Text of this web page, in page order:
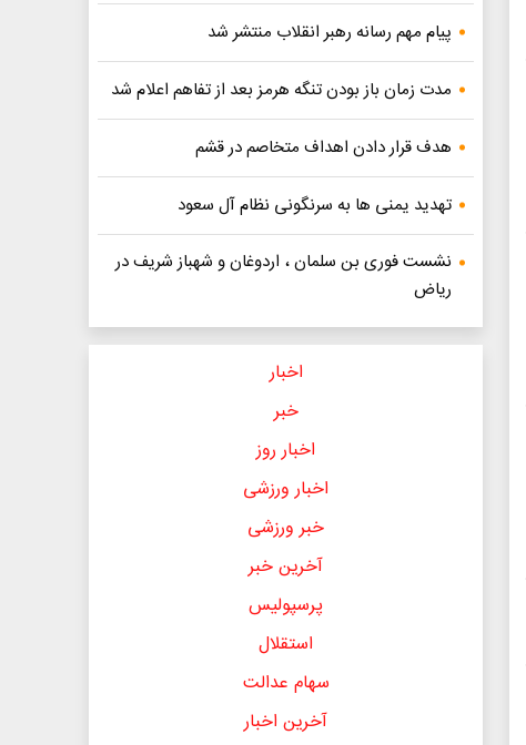
پیام مهم رسانه رهبر انقلاب منتشر شد
مدت زمان باز بودن تنگه هرمز بعد از تفاهم اعلام شد
هدف قرار دادن اهداف متخاصم در قشم
تهدید یمنی ها به سرنگونی نظام آل سعود
نشست فوری بن سلمان ، اردوغان و شهباز شریف در
ریاض
اخبار
خبر
اخبار روز
اخبار ورزشی
خبر ورزشی
آخرین خبر
پرسپولیس
استقلال
سهام عدالت
آخرین اخبار